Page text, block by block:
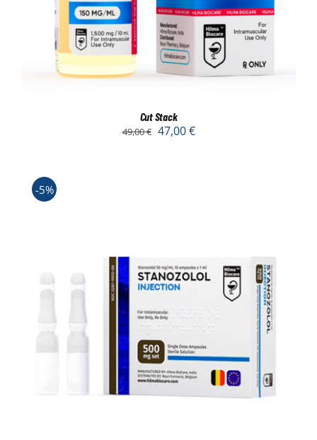
Cut Stack
49,00€ 47,00€
-5%